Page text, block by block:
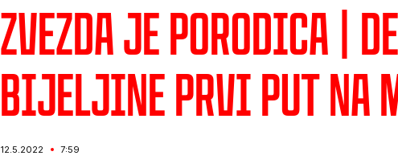
Zvezda je porodica |
Bijeljine prvi put na
12.5.2022 7:59